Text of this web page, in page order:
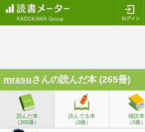
mrasuさんの読んだ本 (265冊)
読んだ本
（265冊）
読んでる本
（0冊）
積読本
（0冊）